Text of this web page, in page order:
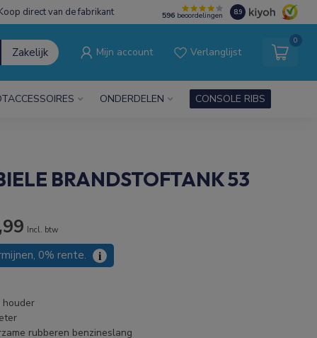
direct van de fabrikant 596 beoordelingen 8.9
Zakelijk Mijn account Verlanglijst
0
ONDERDELEN CONSOLE RIBS
BRANDSTOFTANK 53
Incl. btw
0% rente. i
houder
rubberen benzineslang